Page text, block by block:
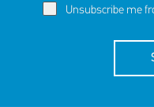
Unsubscribe me